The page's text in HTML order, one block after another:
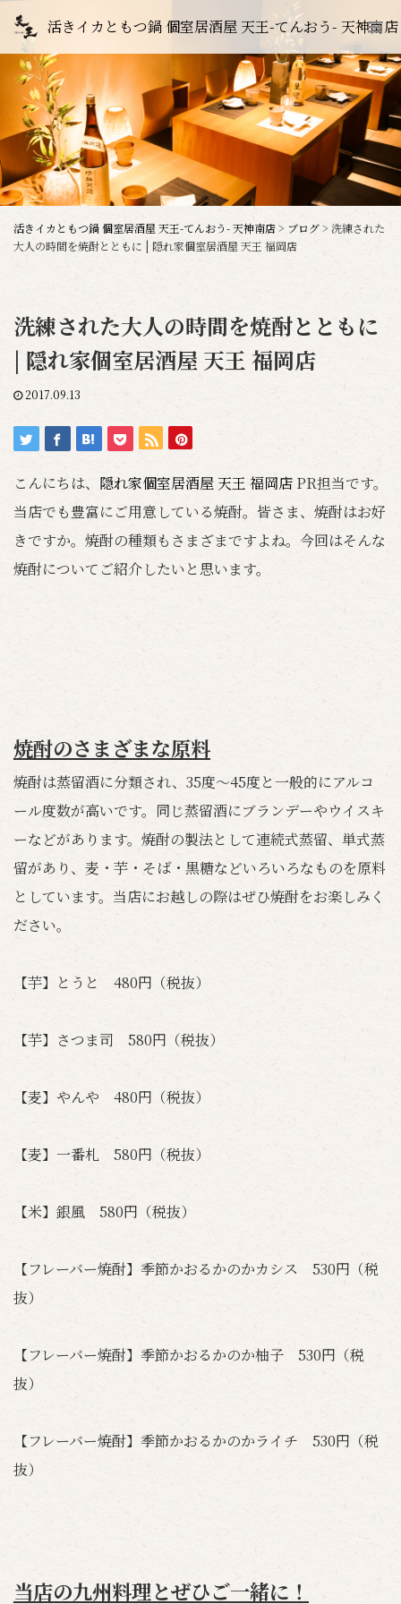
活きイカともつ鍋 個室居酒屋 天王-てんおう- 天神南店
活きイカともつ鍋 個室居酒屋 天王-てんおう- 天神南店> ブログ> 洗練された
大人の時間を焼酎とともに | 隠れ家個室居酒屋 天王 福岡店
洗練された大人の時間を焼酎とともに
| 隠れ家個室居酒屋 天王 福岡店
2017.09.13
こんにちは、 隠れ家個室居酒屋 天王 福岡店 PR担当です。
当店でも豊富にご用意している焼酎。皆さま、焼酎はお好
きですか。焼酎の種類もさまざまですよね。今回はそんな
焼酎についてご紹介したいと思います。
焼酎のさまざまな原料
焼酎は蒸留酒に分類され、35度～45度と一般的にアルコ
ール度数が高いです。同じ蒸留酒にブランデーやウイスキ
ーなどがあります。焼酎の製法として連続式蒸留、単式蒸
留があり、麦・芋・そば・黒糖などいろいろなものを原料
としています。当店にお越しの際はぜひ焼酎をお楽しみく
ださい。
【芋】とうと 480円（税抜）
【芋】さつま司 580円（税抜）
【麦】やんや 480円（税抜）
【麦】一番札 580円（税抜）
【米】銀風 580円（税抜）
【フレーバー焼酎】季節かおるかのかカシス 530円（税
抜）
【フレーバー焼酎】季節かおるかのか柚子 530円（税
抜）
【フレーバー焼酎】季節かおるかのかライチ 530円（税
抜）
当店の九州料理とぜひご一緒に！